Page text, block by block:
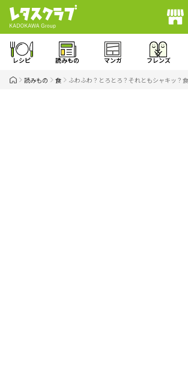
レシピ 読みもの マンガ フレンズ
読みもの 食 ふわふわ？とろとろ？それともシャキッ？